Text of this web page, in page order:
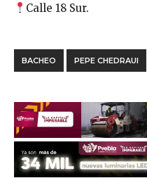
Calle 18 Sur.
BACHEO PEPE CHEDRAUI